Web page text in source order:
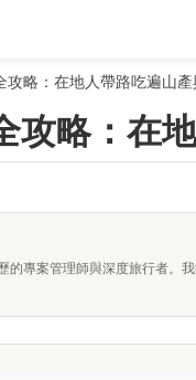
攻略：在地人帶路吃遍山
攻略：在
的專案管理師與深度旅行者。